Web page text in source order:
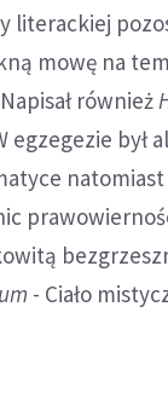
literackiej
mowę na
również
był
- Ciało